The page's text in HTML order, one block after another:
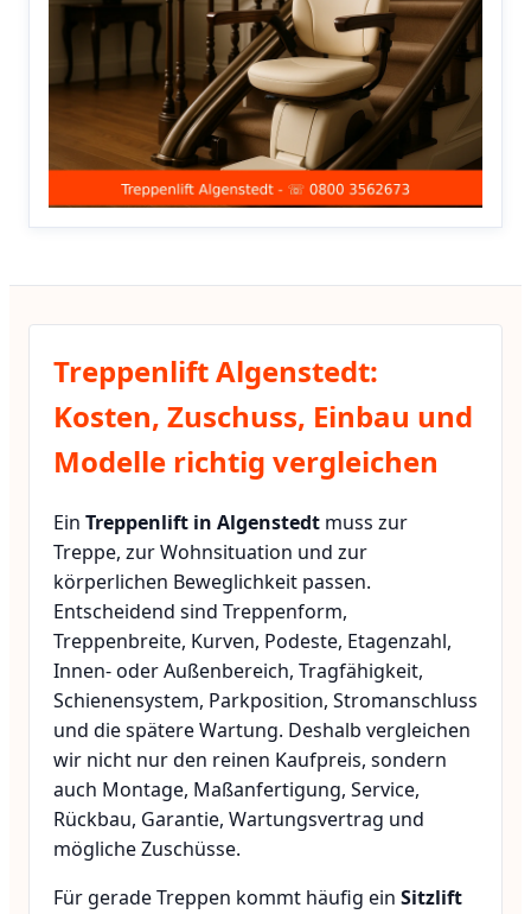
Treppenlift Algenstedt:
Kosten, Zuschuss, Einbau und
Modelle richtig vergleichen
Ein Treppenlift in Algenstedt muss zur
Treppe, zur Wohnsituation und zur
körperlichen Beweglichkeit passen.
Entscheidend sind Treppenform,
Treppenbreite, Kurven, Podeste, Etagenzahl,
Innen- oder Außenbereich, Tragfähigkeit,
Schienensystem, Parkposition, Stromanschluss
und die spätere Wartung. Deshalb vergleichen
wir nicht nur den reinen Kaufpreis, sondern
auch Montage, Maßanfertigung, Service,
Rückbau, Garantie, Wartungsvertrag und
mögliche Zuschüsse.
Für gerade Treppen kommt häufig ein Sitzlift